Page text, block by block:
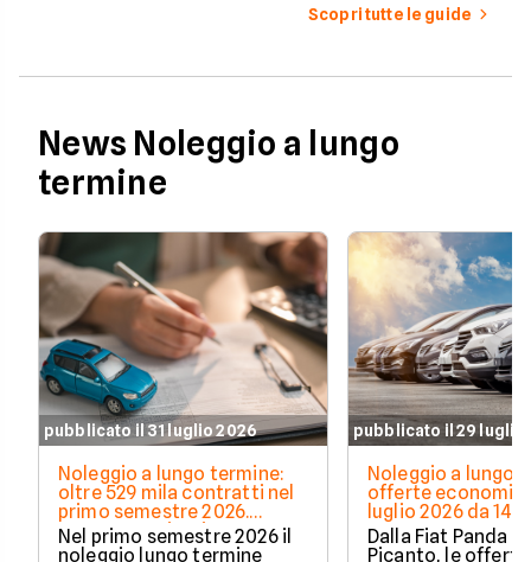
Scopri tutte le guide
News Noleggio a lungo
termine
pubblicato il 31 luglio 2026
Noleggio a lungo termine:
oltre 529 mila contratti nel
primo semestre 2026.
Crescono privati e auto
elettrificate
Nel primo semestre 2026 il
noleggio lungo termine
pubblicato il 29 luglio
Noleggio a lungo
offerte
luglio 2026 da
Dalla Fiat Panda
Picanto, le